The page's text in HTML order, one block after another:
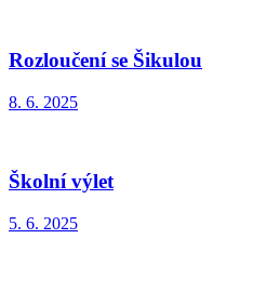
Rozloučení se Šikulou
8. 6. 2025
Školní výlet
5. 6. 2025